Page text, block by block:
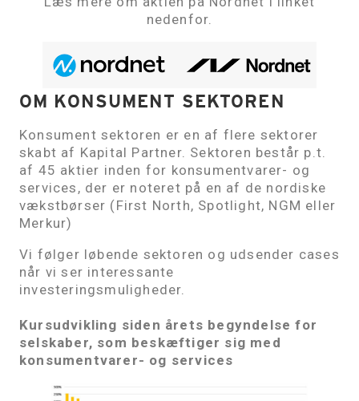
nedenfor.
OM KONSUMENT SEKTOREN
Konsument sektoren er en af flere sektorer
skabt af Kapital Partner. Sektoren består p.t.
af 45 aktier inden for konsumentvarer- og
services, der er noteret på en af de nordiske
vækstbørser (First North, Spotlight, NGM eller
Merkur)
Vi følger løbende sektoren og udsender cases
når vi ser interessante
investeringsmuligheder.
Kursudvikling siden årets begyndelse for
selskaber, som beskæftiger sig med
konsumentvarer- og services